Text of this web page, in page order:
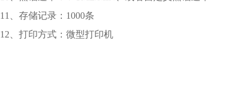
11、存储记录：1000条
12、打印方式：微型打印机